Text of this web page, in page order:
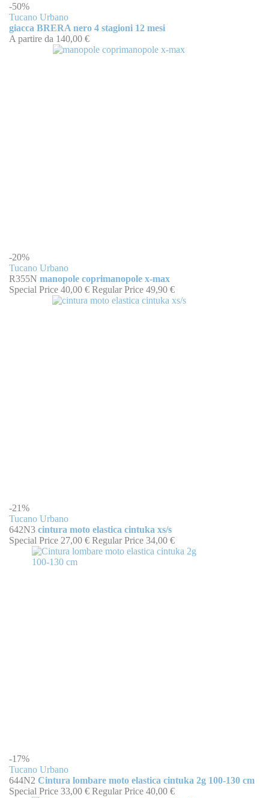
-50%
Tucano Urbano
giacca BRERA nero 4 stagioni 12 mesi
A partire da 140,00 €
-20%
Tucano Urbano
R355N manopole coprimanopole x-max
Special Price 40,00 € Regular Price 49,90 €
-21%
Tucano Urbano
642N3 cintura moto elastica cintuka xs/s
Special Price 27,00 € Regular Price 34,00 €
-17%
Tucano Urbano
644N2 Cintura lombare moto elastica cintuka 2g 100-130 cm
Special Price 33,00 € Regular Price 40,00 €